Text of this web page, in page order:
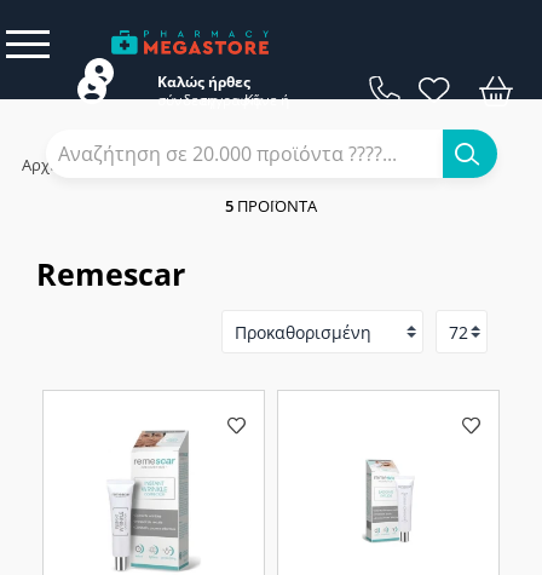
Καλώς ήρθες
Κάνε
σύνδεση ή
εγγραφή
Αρχική / Εταιρίες
Remescar
5 ΠΡΟΪΌΝΤΑ
Remescar